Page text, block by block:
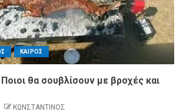
ΚΑΙΡΟΣ
θα σουβλίσουν με βροχές και
ΚΩΝΣΤΑΝΤΙΝΟΣ